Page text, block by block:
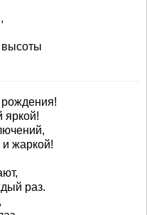
высоты
яркой!
и жаркой!
раз.